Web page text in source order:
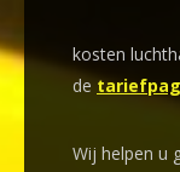
kosten
de
Wij helpen u